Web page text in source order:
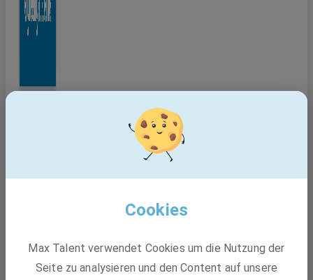
Cookies
Max Talent verwendet Cookies um die Nutzung der
Seite zu analysieren und den Content auf unsere